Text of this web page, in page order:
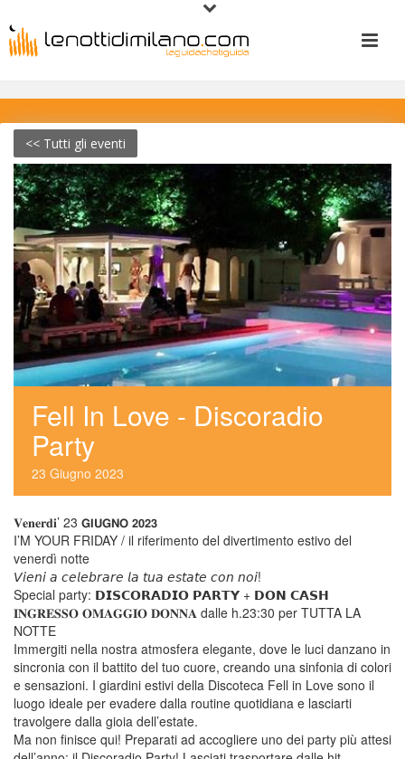
<< Tutti gli eventi
Fell In Love - Discoradio
Party
23 Giugno 2023
𝐕𝐞𝐧𝐞𝐫𝐝𝐢’ 23 𝗚𝗜𝗨𝗚𝗡𝗢 𝟮𝟬𝟮𝟯
I’M YOUR FRIDAY / il riferimento del divertimento estivo del
venerdì notte
𝘝𝘪𝘦𝘯𝘪 𝘢 𝘤𝘦𝘭𝘦𝘣𝘳𝘢𝘳𝘦 𝘭𝘢 𝘵𝘶𝘢 𝘦𝘴𝘵𝘢𝘵𝘦 𝘤𝘰𝘯 𝘯𝘰𝘪!
Special party: 𝗗𝗜𝗦𝗖𝗢𝗥𝗔𝗗𝗜𝗢 𝗣𝗔𝗥𝗧𝗬 + 𝗗𝗢𝗡 𝗖𝗔𝗦𝗛
𝐈𝐍𝐆𝐑𝐄𝐒𝐒𝐎 𝐎𝐌𝐀𝐆𝐆𝐈𝐎 𝐃𝐎𝐍𝐍𝐀 dalle h.23:30 per TUTTA LA
NOTTE
Immergiti nella nostra atmosfera elegante, dove le luci danzano in
incronia con il battito del tuo cuore, creando una sinfonia di colori
e sensazioni. I giardini estivi della Discoteca Fell in Love sono il
luogo ideale per evadere dalla routine quotidiana e lasciarti
travolgere dalla gioia dell’estate.
Ma non finisce qui! Preparati ad accogliere uno dei party più attesi